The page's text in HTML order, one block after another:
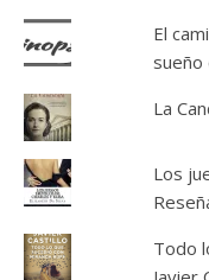
El
sueño
La
Los
Todo